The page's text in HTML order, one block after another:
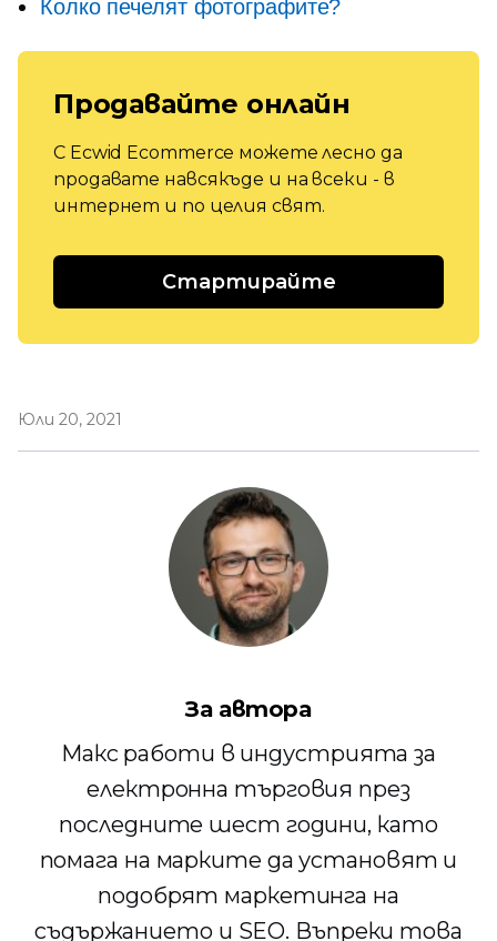
Колко печелят фотографите?
Продавайте онлайн
С Ecwid Ecommerce можете лесно да
продавате навсякъде и на всеки - в
интернет и по целия свят.
Стартирайте
Юли 20, 2021
За автора
Макс работи в индустрията за
електронна търговия през
последните шест години, като
помага на марките да установят и
подобрят маркетинга на
съдържанието и SEO. Въпреки това